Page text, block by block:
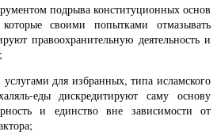
подрыва конституционных основ
которые своими попытками отмазывать
правоохранительную деятельность и
для избранных, типа исламского
еды дискредитируют саму основу
и единство вне зависимости от